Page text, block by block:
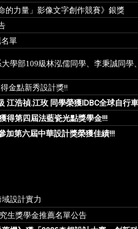
的力量」影像文字創作競賽》銀獎
單
學部109級林泓儒同學、李秉誠同學
金點新秀設計獎!!
江浩禎.江玫 同學榮獲IDBC全球自行
得第四屆法藍瓷光點獎學金!!!
加第六屆中華設計獎榮獲佳績!!!
設計實力
生獎學金推薦名單公告